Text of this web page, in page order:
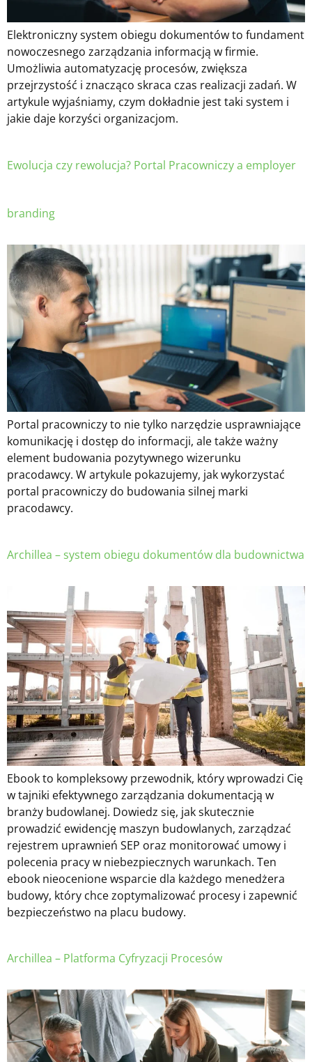
Elektroniczny system obiegu dokumentów to fundament
nowoczesnego zarządzania informacją w firmie.
Umożliwia automatyzację procesów, zwiększa
przejrzystość i znacząco skraca czas realizacji zadań. W
artykule wyjaśniamy, czym dokładnie jest taki system i
jakie daje korzyści organizacjom.
Ewolucja czy rewolucja? Portal Pracowniczy a employer
branding
Portal pracowniczy to nie tylko narzędzie usprawniające
komunikację i dostęp do informacji, ale także ważny
element budowania pozytywnego wizerunku
pracodawcy. W artykule pokazujemy, jak wykorzystać
portal pracowniczy do budowania silnej marki
pracodawcy.
Archillea – system obiegu dokumentów dla budownictwa
Ebook to kompleksowy przewodnik, który wprowadzi Cię
w tajniki efektywnego zarządzania dokumentacją w
branży budowlanej. Dowiedz się, jak skutecznie
prowadzić ewidencję maszyn budowlanych, zarządzać
rejestrem uprawnień SEP oraz monitorować umowy i
polecenia pracy w niebezpiecznych warunkach. Ten
ebook nieocenione wsparcie dla każdego menedżera
budowy, który chce zoptymalizować procesy i zapewnić
bezpieczeństwo na placu budowy.
Archillea – Platforma Cyfryzacji Procesów ​